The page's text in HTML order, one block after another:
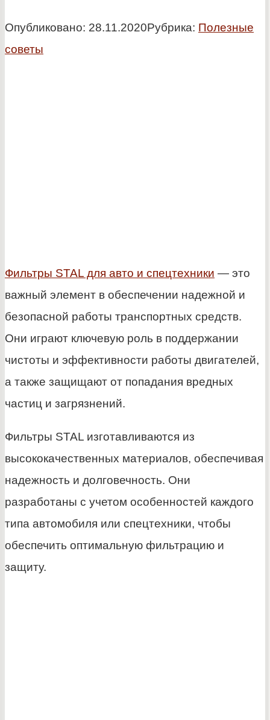
Опубликовано: 28.11.2020Рубрика: Полезные
советы
Фильтры STAL для авто и спецтехники — это
важный элемент в обеспечении надежной и
безопасной работы транспортных средств.
Они играют ключевую роль в поддержании
чистоты и эффективности работы двигателей,
а также защищают от попадания вредных
частиц и загрязнений.
Фильтры STAL изготавливаются из
высококачественных материалов, обеспечивая
надежность и долговечность. Они
разработаны с учетом особенностей каждого
типа автомобиля или спецтехники, чтобы
обеспечить оптимальную фильтрацию и
защиту.